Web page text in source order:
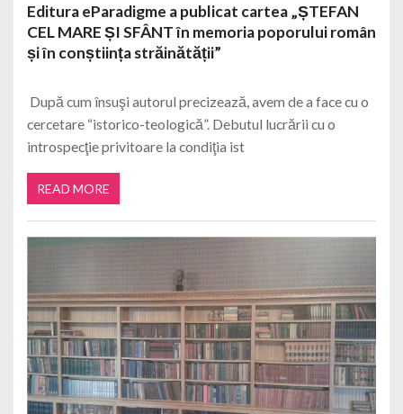
Editura eParadigme a publicat cartea „ȘTEFAN
CEL MARE ȘI SFÂNT în memoria poporului român
și în conștiința străinătății”
După cum însuşi autorul precizează, avem de a face cu o
cercetare “istorico-teologică”. Debutul lucrării cu o
introspecţie privitoare la condiţia ist
READ MORE